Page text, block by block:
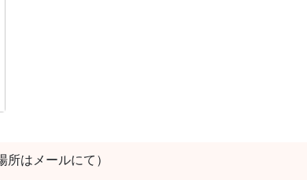
はメールにて）